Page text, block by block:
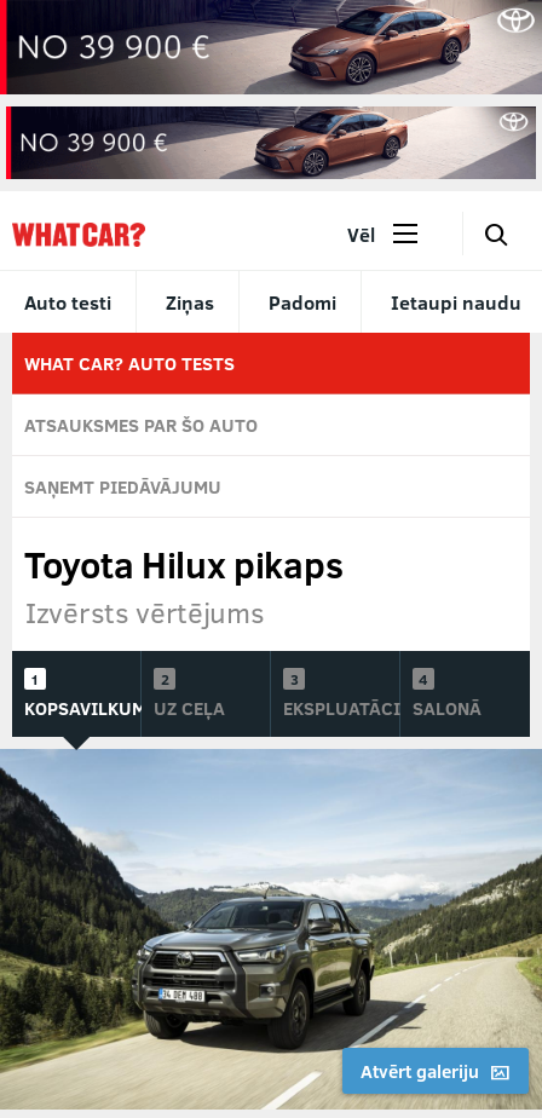
Auto testi Ziņas Padomi Ietaupi naudu
Vēl 🔎
WHAT CAR? AUTO TESTS
ATSAUKSMES PAR ŠO AUTO
SAŅEMT PIEDĀVĀJUMU
Toyota Hilux pikaps
Izvērsts vērtējums
KOPSAVILKUMSUZ CEĻA EKSPLUATĀCIJĀSALONĀ
Atvērt galeriju